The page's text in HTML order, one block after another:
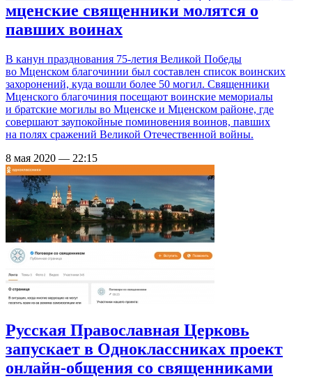
мценские священники молятся о
павших воинах
В канун празднования 75-летия Великой Победы
во Мценском благочинии был составлен список воинских
захоронений, куда вошли более 50 могил. Священники
Мценского благочиния посещают воинские мемориалы
и братские могилы во Мценске и Мценском районе, где
совершают заупокойные поминовения воинов, павших
на полях сражений Великой Отечественной войны.
8 мая 2020 — 22:15
Русская Православная Церковь
запускает в Одноклассниках проект
онлайн-общения со священниками